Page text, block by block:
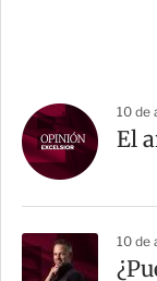
10 de
El
10 de